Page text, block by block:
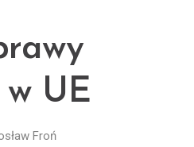
UE
Froń